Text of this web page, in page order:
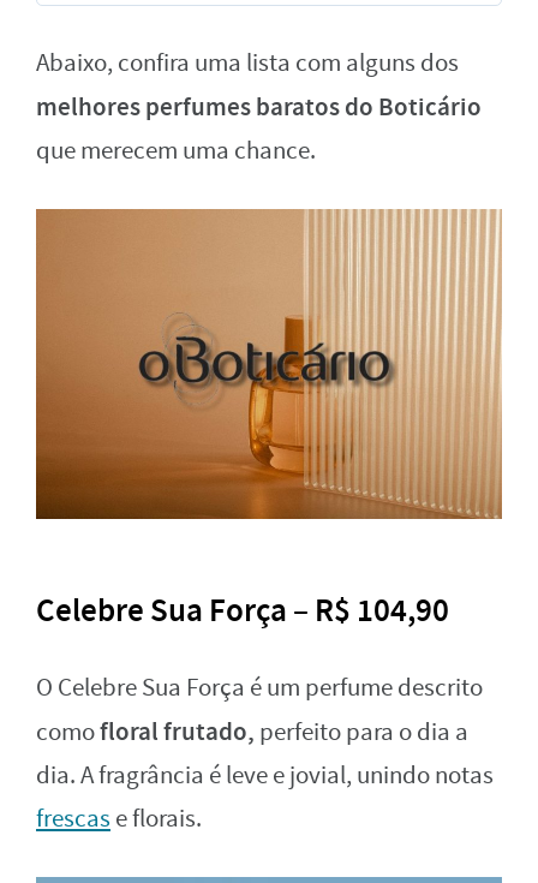
Abaixo, confira uma lista com alguns dos
melhores perfumes baratos do Boticário
que merecem uma chance.
Celebre Sua Força – R$ 104,90
O Celebre Sua Força é um perfume descrito
comofloral frutado, perfeito para o dia a
dia. A fragrância é leve e jovial, unindo notas
frescas e florais.